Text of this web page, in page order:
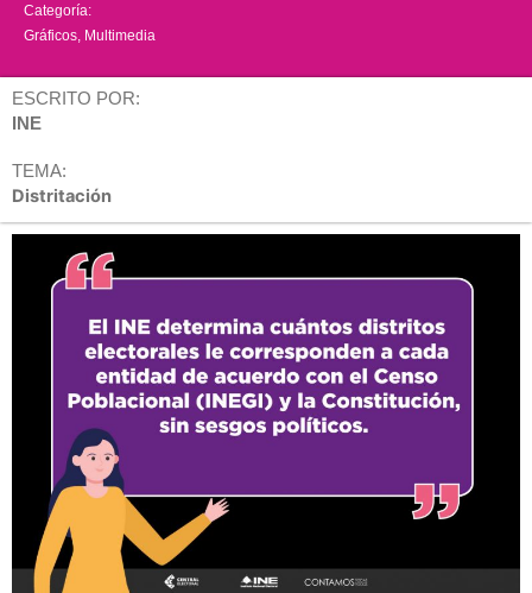
Categoría:
Gráficos Multimedia
ESCRITO POR:
INE
TEMA:
Distritación